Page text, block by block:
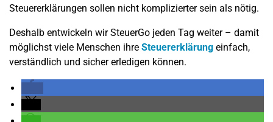
Steuererklärungen sollen nicht komplizierter sein als nötig.
Deshalb entwickeln wir SteuerGo jeden Tag weiter – damit
möglichst viele Menschen ihre Steuererklärung einfach,
verständlich und sicher erledigen können.